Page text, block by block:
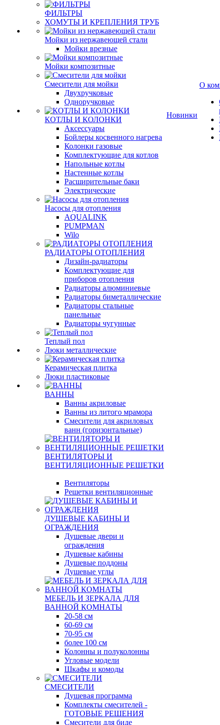
ФИЛЬТРЫ
ХОМУТЫ И КРЕПЛЕНИЯ ТРУБ
Мойки из нержавеющей стали
Мойки врезные
Мойки композитные
Смесители для мойки
Двухручковые
Одноручковые
КОТЛЫ И КОЛОНКИ
Аксессуары
Бойлеры косвенного нагрева
Колонки газовые
Комплектующие для котлов
Напольные котлы
Настенные котлы
Расширительные баки
Электрические
Насосы для отопления
AQUALINK
PUMPMAN
Wilo
РАДИАТОРЫ ОТОПЛЕНИЯ
Дизайн-радиаторы
Комплектующие для
приборов отопления
Радиаторы алюминиевые
Радиаторы биметаллические
Радиаторы стальные
панельные
Радиаторы чугунные
Теплый пол
Люки металлические
Керамическая плитка
Люки пластиковые
ВАННЫ
Ванны акриловые
Ванны из литого мрамора
Смесители для акриловых
ванн (горизонтальные)
ВЕНТИЛЯТОРЫ И
ВЕНТИЛЯЦИОННЫЕ РЕШЕТКИ
Вентиляторы
Решетки вентиляционные
ДУШЕВЫЕ КАБИНЫ И
ОГРАЖДЕНИЯ
Душевые двери и
ограждения
Душевые кабины
Душевые поддоны
Душевые углы
МЕБЕЛЬ И ЗЕРКАЛА ДЛЯ
ВАННОЙ КОМНАТЫ
20-58 см
60-69 см
70-95 см
более 100 см
Колонны и полуколонны
Угловые модели
Шкафы и комоды
СМЕСИТЕЛИ
Душевая программа
Комплекты смесителей -
ГОТОВЫЕ РЕШЕНИЯ
Смесители для биде
Новинки
О